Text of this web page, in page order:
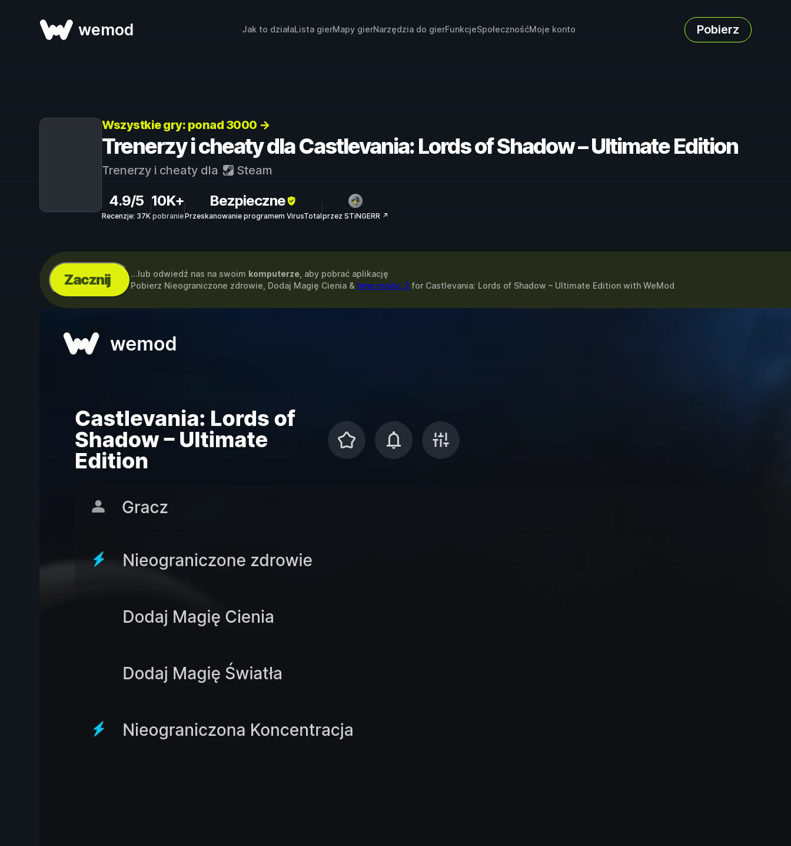
wemod Jak to działaLista gierMapy gierNarzędzia do gierFunkcjeSpołecznośćMoje konto Pobierz
Wszystkie gry: ponad 3000 →
Trenerzy i cheaty dla Castlevania: Lords of Shadow – Ultimate Edition
Trenerzy i cheaty dla Steam
4.9/5
Recenzje: 37K
10K+
pobranie
Bezpieczne
Przeskanowanie programem VirusTotalprzez STiNGERR ↗
Zacznij ...lub odwiedź nas na swoim komputerze, aby pobrać aplikację
Pobierz Nieograniczone zdrowie, Dodaj Magię Cienia & Inne mody: 2 for Castlevania: Lords of Shadow – Ultimate Editionwith WeMod